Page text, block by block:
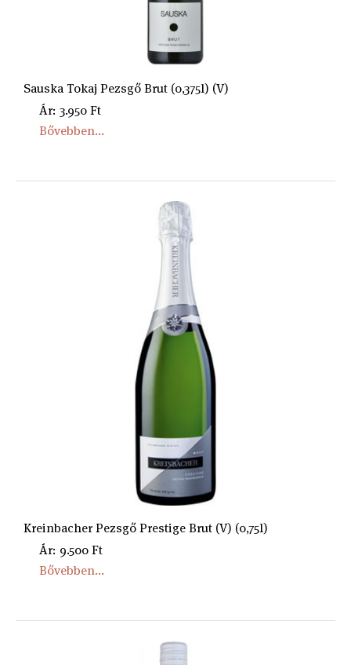
Sauska Tokaj Pezsgő Brut (0,375l) (V)
Ár: 3.950 Ft
Bővebben...
Kreinbacher Pezsgő Prestige Brut (V) (0,75l)
Ár: 9.500 Ft
Bővebben...